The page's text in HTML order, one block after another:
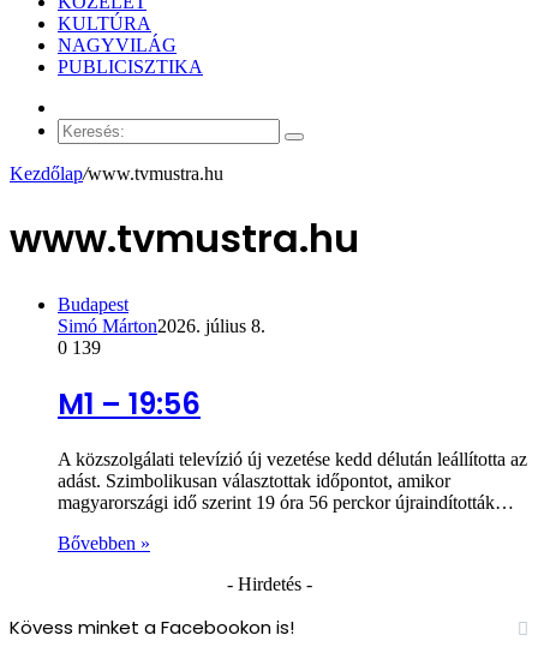
KULTÚRA
NAGYVILÁG
PUBLICISZTIKA
cikk
Keresés:
Kezdőlap/www.tvmustra.hu
www.tvmustra.hu
Budapest
Simó Márton2026. július 8.
0 139
M1 – 19:56
A közszolgálati televízió új vezetése kedd délután leállította az
adást. Szimbolikusan választottak időpontot, amikor
magyarországi idő szerint 19 óra 56 perckor újraindították…
Bővebben »
- Hirdetés -
Kövess minket a Facebookon is!